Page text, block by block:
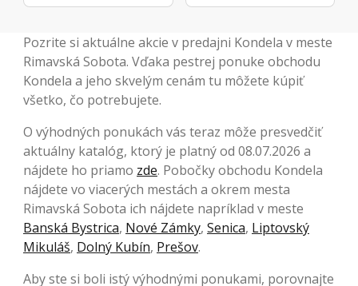
Pozrite si aktuálne akcie v predajni Kondela v meste
Rimavská Sobota. Vďaka pestrej ponuke obchodu
Kondela a jeho skvelým cenám tu môžete kúpiť
všetko, čo potrebujete.
O výhodných ponukách vás teraz môže presvedčiť
aktuálny katalóg, ktorý je platný od 08.07.2026 a
nájdete ho priamo zde. Pobočky obchodu Kondela
nájdete vo viacerých mestách a okrem mesta
Rimavská Sobota ich nájdete napríklad v meste
Banská Bystrica, Nové Zámky, Senica, Liptovský
Mikuláš, Dolný Kubín, Prešov.
Aby ste si boli istý výhodnými ponukami, porovnajte